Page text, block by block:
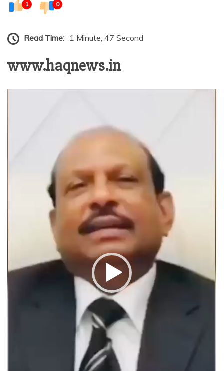
1 0
Read Time: 1 Minute, 47 Second
www.haqnews.in